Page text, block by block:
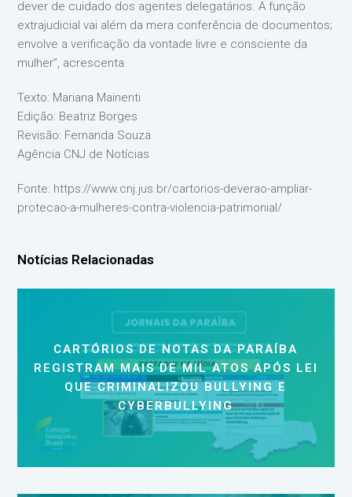
dever de cuidado dos agentes delegatários. A função
extrajudicial vai além da mera conferência de documentos;
envolve a verificação da vontade livre e consciente da
mulher”, acrescenta.
Texto: Mariana Mainenti
Edição: Beatriz Borges
Revisão: Fernanda Souza
Agência CNJ de Notícias
Fonte: https://www.cnj.jus.br/cartorios-deverao-ampliar-
protecao-a-mulheres-contra-violencia-patrimonial/
Notícias Relacionadas
CARTÓRIOS DE NOTAS DA PARAÍBA
REGISTRAM MAIS DE MIL ATOS APÓS LEI
QUE CRIMINALIZOU BULLYING E
CYBERBULLYING